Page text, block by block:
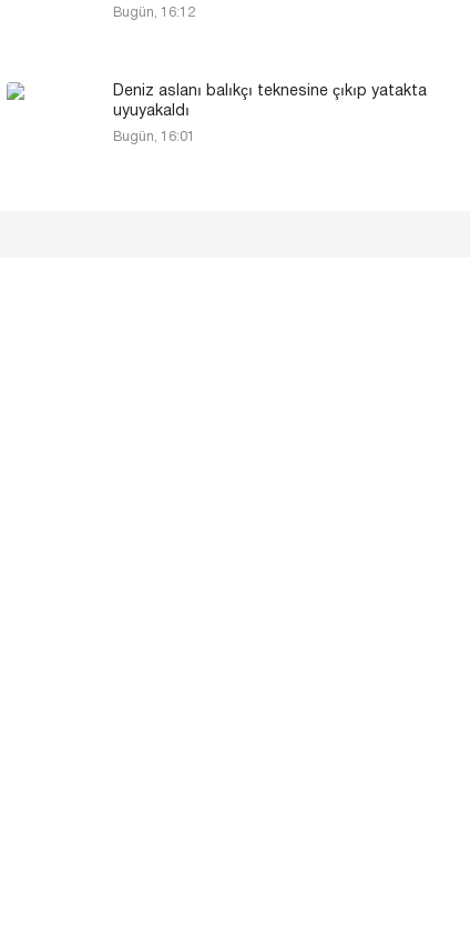
Bugün, 16:12
Deniz aslanı balıkçı teknesine çıkıp yatakta
uyuyakaldı
Bugün, 16:01